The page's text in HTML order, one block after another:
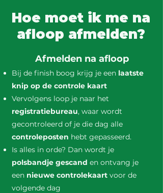
Hoe moet ik me na
afloop afmelden?
Afmelden na afloop
Bij de finish boog krijg je een laatste
knip op de controle kaart
Vervolgens loop je naar het
registratiebureau, waar wordt
gecontroleerd of je die dag alle
controleposten hebt gepasseerd.
Is alles in orde? Dan wordt je
polsbandje gescand en ontvang je
een nieuwe controlekaart voor de
volgende dag